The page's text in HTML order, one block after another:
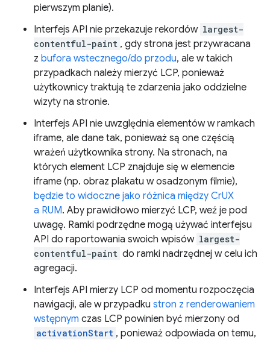
pierwszym planie).
Interfejs API nie przekazuje rekordów largest-
contentful-paint , gdy strona jest przywracana
z bufora wstecznego/do przodu, ale w takich
przypadkach należy mierzyć LCP, ponieważ
użytkownicy traktują te zdarzenia jako oddzielne
wizyty na stronie.
Interfejs API nie uwzględnia elementów w ramkach
iframe, ale dane tak, ponieważ są one częścią
wrażeń użytkownika strony. Na stronach, na
których element LCP znajduje się w elemencie
iframe (np. obraz plakatu w osadzonym filmie),
będzie to widoczne jako różnica między CrUX
a RUM. Aby prawidłowo mierzyć LCP, weź je pod
uwagę. Ramki podrzędne mogą używać interfejsu
API do raportowania swoich wpisów largest-
contentful-paint do ramki nadrzędnej w celu ich
agregacji.
Interfejs API mierzy LCP od momentu rozpoczęcia
nawigacji, ale w przypadku stron z renderowaniem
wstępnym czas LCP powinien być mierzony od
activationStart , ponieważ odpowiada on temu,